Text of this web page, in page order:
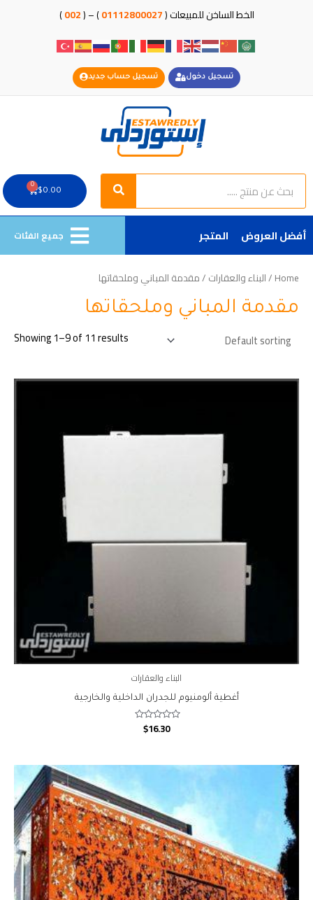
الخط الساخن للمبيعات (01112800027
) – (
002
)
تسجيل دخول تسجيل حساب جديد
Search
Search
$0.00
0
Cart
أفضل العروض المتجر جميع الفئات
Home
/البناء والعقارات / مقدمة المباني وملحقاتها
مقدمة المباني وملحقاتها
Showing 1–9 of 11 results
البناء والعقارات
أغطية ألومنيوم للجدران الداخلية والخارجية
Rated
$16.30